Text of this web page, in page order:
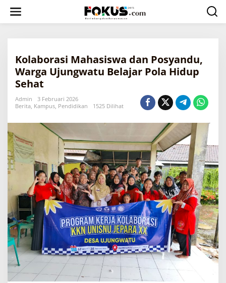
w
Kolaborasi Mahasiswa dan Posyandu,
Warga Ujungwatu Belajar Pola Hidup
Sehat
Admin
3 Februari 2026
Berita, Kampus, Pendidikan 1525 Dilihat